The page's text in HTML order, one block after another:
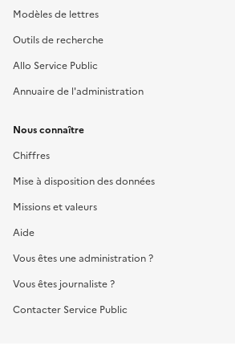
Modèles de lettres
Outils de recherche
Allo Service Public
Annuaire de l'administration
Nous connaître
Chiffres
Mise à disposition des données
Missions et valeurs
Aide
Vous êtes une administration ?
Vous êtes journaliste ?
Contacter Service Public